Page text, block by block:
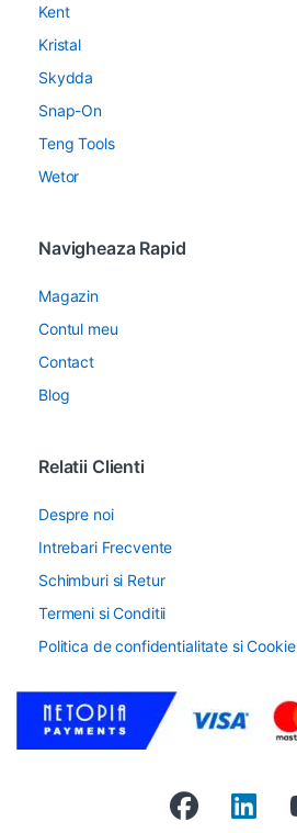
Kent
Kristal
Skydda
Snap-On
Teng Tools
Wetor
Navigheaza Rapid
Magazin
Contul meu
Contact
Blog
Relatii Clienti
Despre noi
Intrebari Frecvente
Schimburi si Retur
Termeni si Conditii
Politica de confidentialitate si Cookie